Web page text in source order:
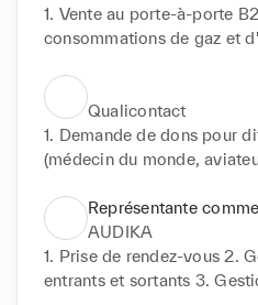
sachant identifier les
additionnelles concernant
comptabilité et gestion. 5.
et autonome des prospects
proposition dans l'optique
services et de l'image de
l'intégration des nouvelles
1. Vente au porte‑à‑porte
consommations de gaz et
3. Faire une proposition
besoins (signature du
d'assurance) 4. Suivi et
5. Fidélisation de la
Entretiens de recrutements
nouveaux commerciaux et
commerciale (secteur,
gestion des performances
Qualicontact
1. Demande de dons pour
(médecin du monde,
Demande de don ponctuel
(mensuel ou trimestriel) 3.
et fidélisation des donateurs
Représentante
AUDIKA
1. Prise de rendez‑vous 2.
entrants et sortants 3.